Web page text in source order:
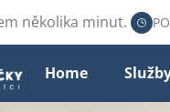
několika minut.
Home